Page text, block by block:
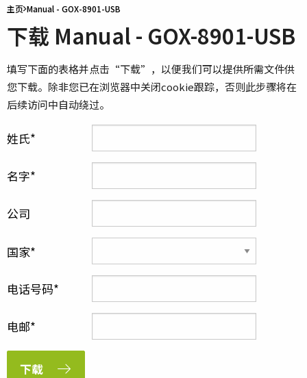
主页 Manual - GOX-8901-USB
下载 Manual - GOX-8901-USB
填写下面的表格并点击“下载”，以便我们可以提供所需文件供
您下载。除非您已在浏览器中关闭cookie跟踪，否则此步骤将在
后续访问中自动绕过。
姓氏
名字
公司
国家
电话号码
电邮
下载